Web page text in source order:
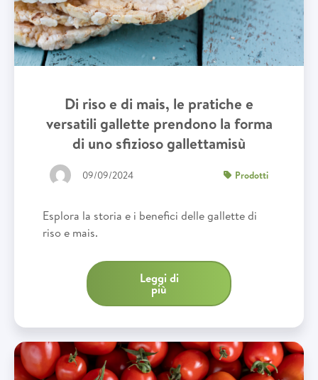
Di riso e di mais, le pratiche e
versatili gallette prendono la forma
di uno sfizioso gallettamisù
09/09/2024 Prodotti
Esplora la storia e i benefici delle gallette di
riso e mais.
Leggi di
più